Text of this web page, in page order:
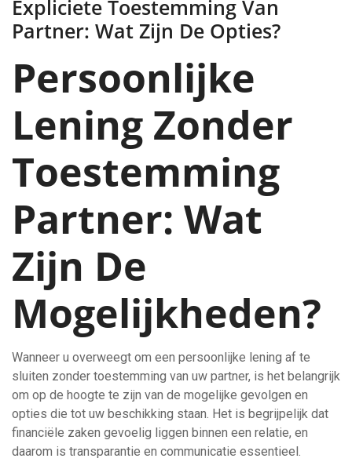
Expliciete Toestemming Van
Partner: Wat Zijn De Opties?
Persoonlijke
Lening Zonder
Toestemming
Partner: Wat
Zijn De
Mogelijkheden?
Wanneer u overweegt om een persoonlijke lening af te
sluiten zonder toestemming van uw partner, is het belangrijk
om op de hoogte te zijn van de mogelijke gevolgen en
opties die tot uw beschikking staan. Het is begrijpelijk dat
financiële zaken gevoelig liggen binnen een relatie, en
daarom is transparantie en communicatie essentieel.